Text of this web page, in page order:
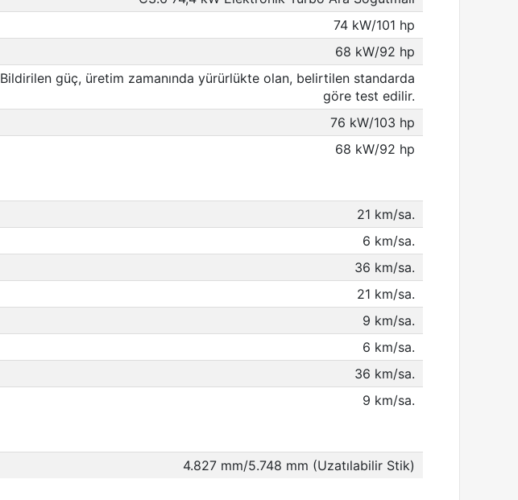
74 kW/101 hp
68 kW/92 hp
Bildirilen güç, üretim zamanında yürürlükte olan, belirtilen standarda
göre test edilir.
76 kW/103 hp
68 kW/92 hp
21 km/sa.
6 km/sa.
36 km/sa.
21 km/sa.
9 km/sa.
6 km/sa.
36 km/sa.
9 km/sa.
4.827 mm/5.748 mm (Uzatılabilir Stik)